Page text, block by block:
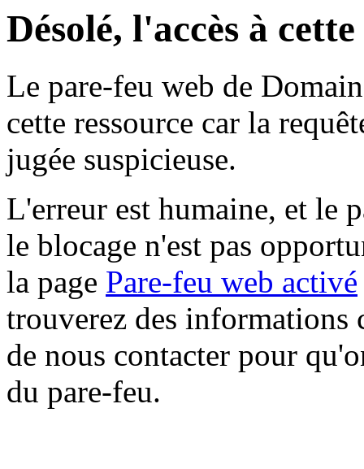
Désolé, l'accès à
Le pare-feu web de
cette ressource car la
jugée suspicieuse.
L'erreur est humaine, et le
le blocage n'est pas
la page Pare-feu web activé
trouverez des informations
de nous contacter pour
du pare-feu.